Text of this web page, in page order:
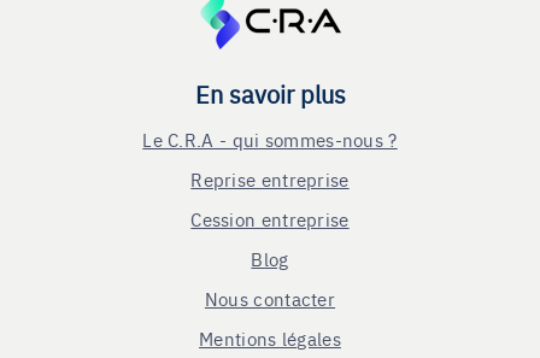
En savoir plus
Le C.R.A - qui sommes-nous ?
Reprise entreprise
Cession entreprise
Blog
Nous contacter
Mentions légales